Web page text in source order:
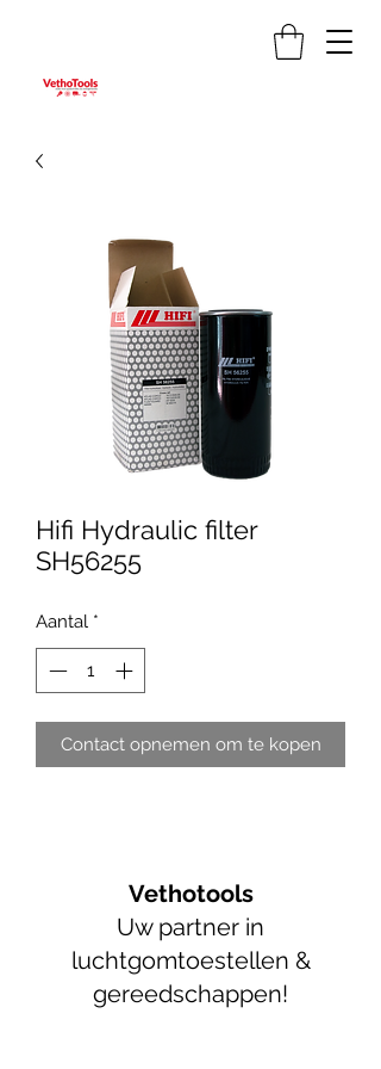
Hifi Hydraulic filter
SH56255
Aantal *
Contact opnemen om te kopen
Vethotools
Uw partner in
luchtgomtoestellen &
gereedschappen!